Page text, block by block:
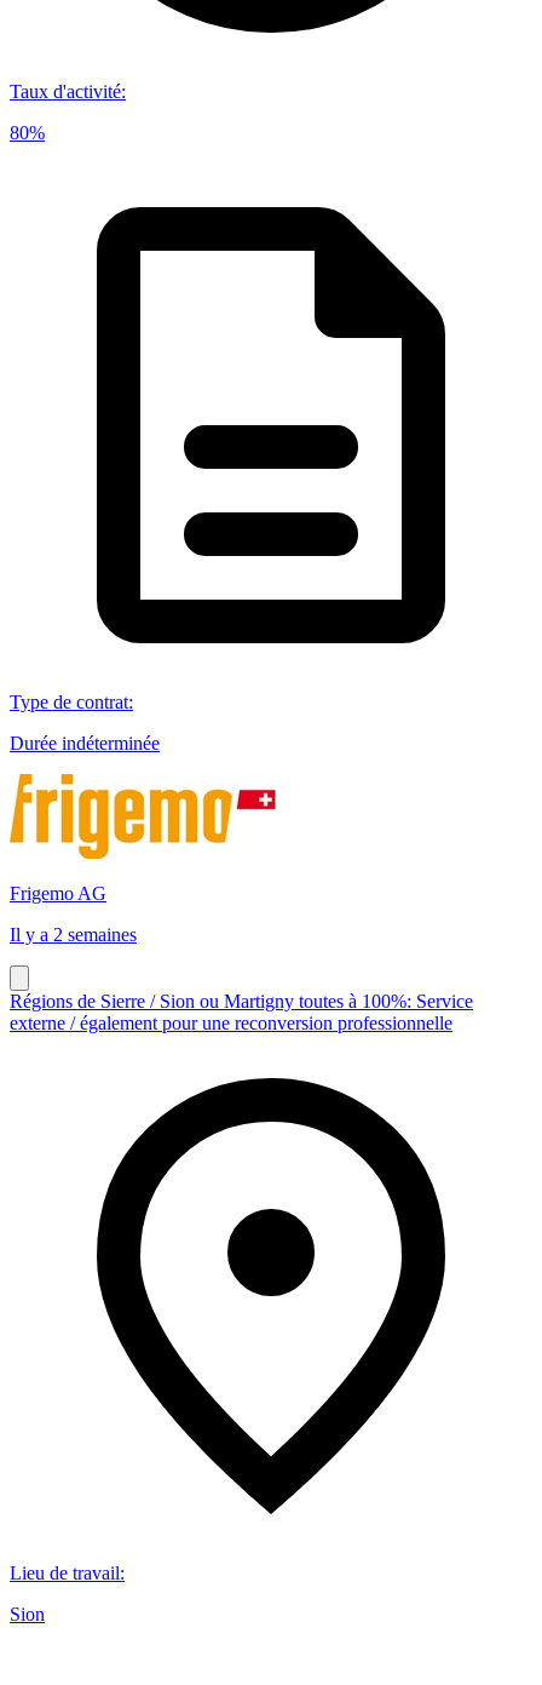
Taux d'activité:
80%
Type de contrat:
Durée indéterminée
Frigemo AG
Il y a 2 semaines
Régions de Sierre / Sion ou Martigny toutes à 100%: Service
externe / également pour une reconversion professionnelle
Lieu de travail:
Sion